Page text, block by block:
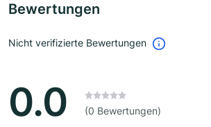
Bewertungen
Nicht verifizierte Bewertungen
0.0 (0 Bewertungen)